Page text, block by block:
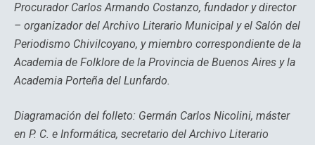
Procurador Carlos Armando Costanzo, fundador y director
– organizador del Archivo Literario Municipal y el Salón del
Periodismo Chivilcoyano, y miembro correspondiente de la
Academia de Folklore de la Provincia de Buenos Aires y la
Academia Porteña del Lunfardo.
Diagramación del folleto: Germán Carlos Nicolini, máster
en P. C. e Informática, secretario del Archivo Literario